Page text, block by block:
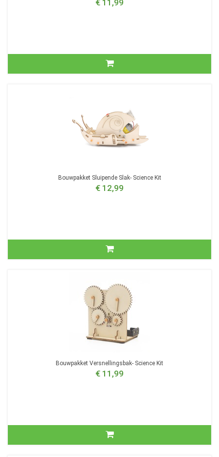
€ 11,99
Bouwpakket Sluipende Slak- Science Kit
€ 12,99
Bouwpakket Versnellingsbak- Science Kit
€ 11,99